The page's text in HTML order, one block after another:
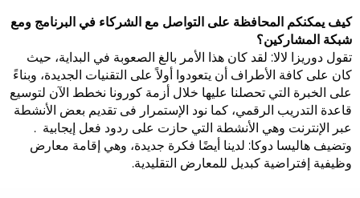
كيف يمكنكم المحافظة على التواصل مع الشركاء في البرنامج ومع
شبكة المشاركين؟
تقول دوريزا لالا: لقد كان هذا الأمر بالغ الصعوبة في البداية، حيث
كان على كافة الأطراف أن يتعودوا أولاً على التقنيات الجديدة، وبناءً
على الخبرة التي تحصلنا عليها خلال أزمة كورونا نخطط الآن لتوسيع
قاعدة التدريب الرقمي، كما نود الإستمرار فى تقديم بعض الأنشطة
عبر الإنترنت وهي الأنشطة التي حازت على ردود فعل إيجابية .
وتضيف هاليسا دوكا: لدينا أيضًا فكرة جديدة، وهي إقامة معارض
وظيفية إفتراضية كبديل للمعارض التقليدية.